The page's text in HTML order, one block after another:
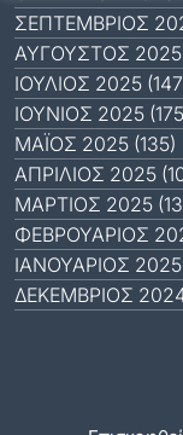
ΣΕΠΤΈΜΒΡΙΟΣ
ΑΎΓΟΥΣΤΟΣ 2025
ΙΟΎΛΙΟΣ 2025
ΙΟΎΝΙΟΣ 2025
ΜΆΙΟΣ 2025 (135)
ΑΠΡΊΛΙΟΣ 2025
ΜΆΡΤΙΟΣ 2025
ΦΕΒΡΟΥΆΡΙΟΣ
ΙΑΝΟΥΆΡΙΟΣ 2025
ΔΕΚΈΜΒΡΙΟΣ 2024